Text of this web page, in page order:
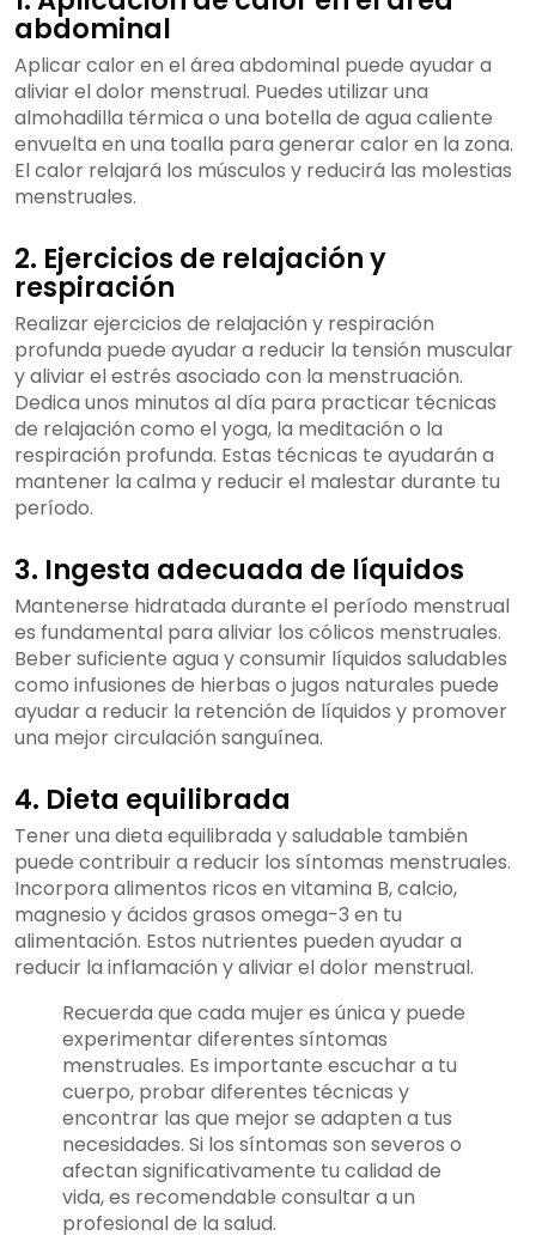
abdominal
Aplicar calor en el área abdominal puede ayudar a
aliviar el dolor menstrual. Puedes utilizar una
almohadilla térmica o una botella de agua caliente
envuelta en una toalla para generar calor en la zona.
El calor relajará los músculos y reducirá las molestias
menstruales.
2. Ejercicios de relajación y
respiración
Realizar ejercicios de relajación y respiración
profunda puede ayudar a reducir la tensión muscular
y aliviar el estrés asociado con la menstruación.
Dedica unos minutos al día para practicar técnicas
de relajación como el yoga, la meditación o la
respiración profunda. Estas técnicas te ayudarán a
mantener la calma y reducir el malestar durante tu
período.
3. Ingesta adecuada de líquidos
Mantenerse hidratada durante el período menstrual
es fundamental para aliviar los cólicos menstruales.
Beber suficiente agua y consumir líquidos saludables
como infusiones de hierbas o jugos naturales puede
ayudar a reducir la retención de líquidos y promover
una mejor circulación sanguínea.
4. Dieta equilibrada
Tener una dieta equilibrada y saludable también
puede contribuir a reducir los síntomas menstruales.
Incorpora alimentos ricos en vitamina B, calcio,
magnesio y ácidos grasos omega-3 en tu
alimentación. Estos nutrientes pueden ayudar a
reducir la inflamación y aliviar el dolor menstrual.
Recuerda que cada mujer es única y puede
experimentar diferentes síntomas
menstruales. Es importante escuchar a tu
cuerpo, probar diferentes técnicas y
encontrar las que mejor se adapten a tus
necesidades. Si los síntomas son severos o
afectan significativamente tu calidad de
vida, es recomendable consultar a un
profesional de la salud.